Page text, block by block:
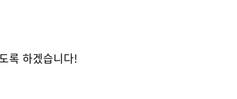
록 하겠습니다!